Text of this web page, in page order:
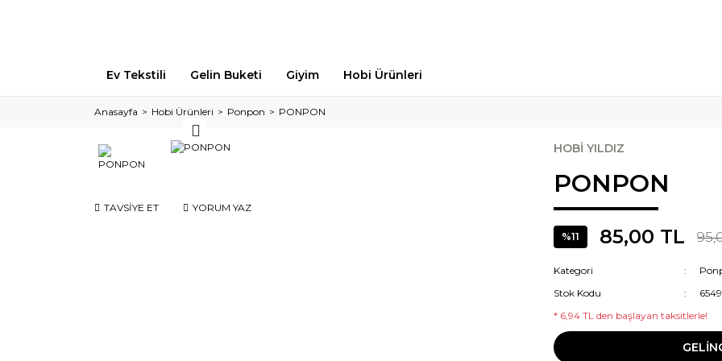
Ev Tekstili Gelin Buketi Giyim Hobi Ürünleri
Anasayfa Hobi Ürünleri Ponpon PONPON
TAVSİYE ET YORUM YAZ
HOBİ YILDIZ
PONPON
%11 85,00 TL
Kategori
Stok Kodu
* 6,94 TL den başlayan taksitlerle!